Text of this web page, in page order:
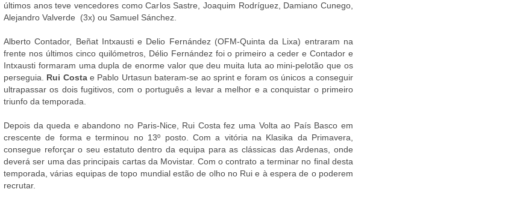
últimos anos teve vencedores como Carlos Sastre, Joaquim Rodríguez, Damiano Cunego,
Alejandro Valverde (3x) ou Samuel Sánchez.
Alberto Contador, Beñat Intxausti e Delio Fernández (OFM-Quinta da Lixa) entraram na
frente nos últimos cinco quilómetros, Délio Fernández foi o primeiro a ceder e Contador e
Intxausti formaram uma dupla de enorme valor que deu muita luta ao mini-pelotão que os
perseguia. Rui Costae Pablo Urtasun bateram-se ao sprint e foram os únicos a conseguir
ultrapassar os dois fugitivos, com o português a levar a melhor e a conquistar o primeiro
triunfo da temporada.
Depois da queda e abandono no Paris-Nice, Rui Costa fez uma Volta ao País Basco em
crescente de forma e terminou no 13º posto. Com a vitória na Klasika da Primavera,
consegue reforçar o seu estatuto dentro da equipa para as clássicas das Ardenas, onde
deverá ser uma das principais cartas da Movistar. Com o contrato a terminar no final desta
temporada, várias equipas de topo mundial estão de olho no Rui e à espera de o poderem
recrutar.